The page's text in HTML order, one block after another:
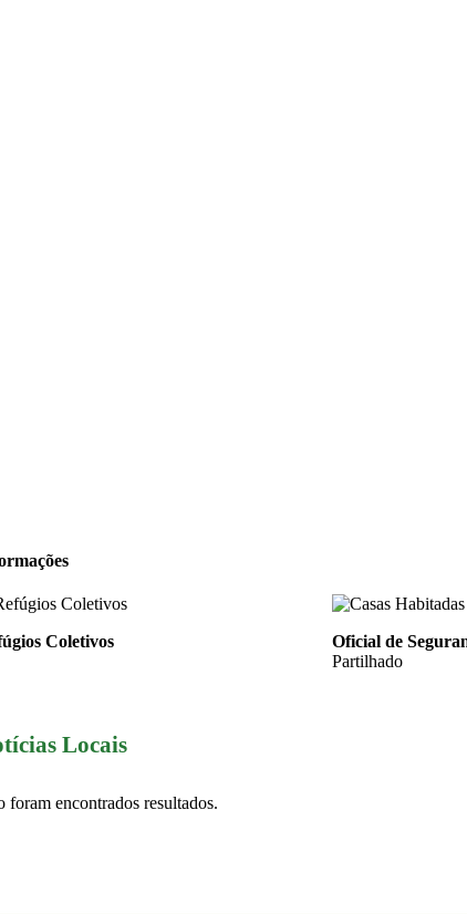
Coletivos
Oficial de
Partilhado
Locais
foram encontrados resultados.